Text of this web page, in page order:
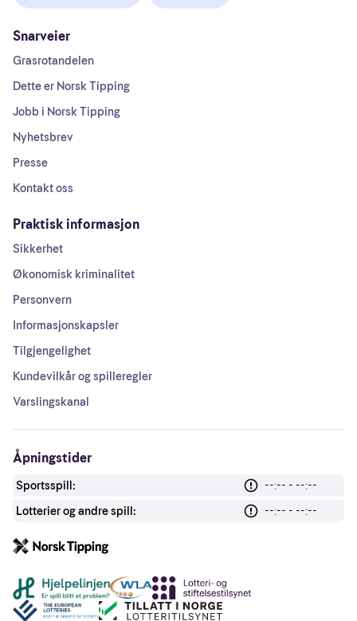
Snarveier
Grasrotandelen
Dette er Norsk Tipping
Jobb i Norsk Tipping
Nyhetsbrev
Presse
Kontakt oss
Praktisk informasjon
Sikkerhet
Økonomisk kriminalitet
Personvern
Informasjonskapsler
Tilgjengelighet
Kundevilkår og spilleregler
Varslingskanal
Åpningstider
Sportsspill:
--:-- - --:--
Lotterier og andre spill:
--:-- - --:--
Andre lenker